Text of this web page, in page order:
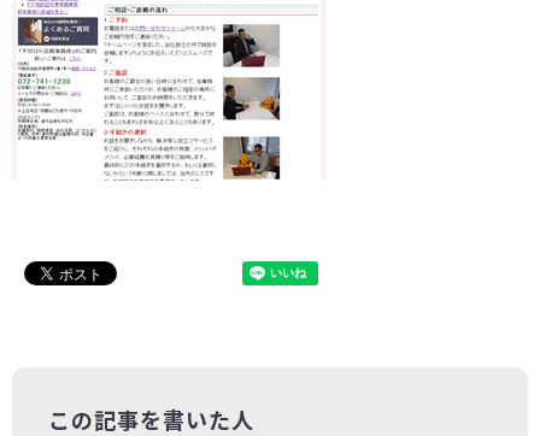
この記事を書いた人